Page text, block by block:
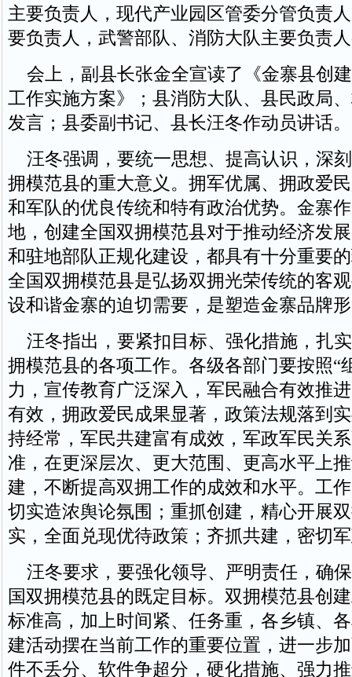
主要负责人，现代产业园区管委分管负责
要负责人，武警部队、消防大队主要负责
会上，副县长张金全宣读了《金寨县创
工作实施方案》；县消防大队、县民政局
发言；县委副书记、县长汪冬作动员讲话。
汪冬强调，要统一思想、提高认识，深
拥模范县的重大意义。拥军优属、拥政爱
和军队的优良传统和特有政治优势。金寨
地，创建全国双拥模范县对于推动经济发
和驻地部队正规化建设，都具有十分重要
全国双拥模范县是弘扬双拥光荣传统的客
设和谐金寨的迫切需要，是塑造金寨品牌
汪冬指出，要紧扣目标、强化措施，扎
拥模范县的各项工作。各级各部门要按照“
力，宣传教育广泛深入，军民融合有效推
有效，拥政爱民成果显著，政策法规落到
持经常，军民共建富有成效，军政军民关
准，在更深层次、更大范围、更高水平上
建，不断提高双拥工作的成效和水平。工
切实造浓舆论氛围；重抓创建，精心开展
实，全面兑现优待政策；齐抓共建，密切
汪冬要求，要强化领导、严明责任，确
国双拥模范县的既定目标。双拥模范县创
标准高，加上时间紧、任务重，各乡镇、
建活动摆在当前工作的重要位置，进一步
件不丢分、软件争超分，硬化措施、强力